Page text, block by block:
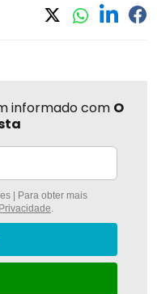
informado com O
| Para obter mais
.